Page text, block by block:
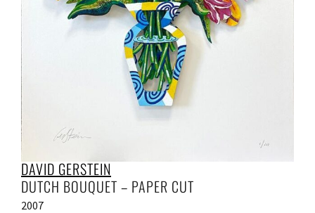
DAVID GERSTEIN
DUTCH BOUQUET – PAPER CUT
2007